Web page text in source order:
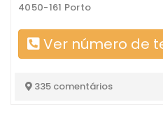
4050-161 Porto
Ver número de
335 comentários